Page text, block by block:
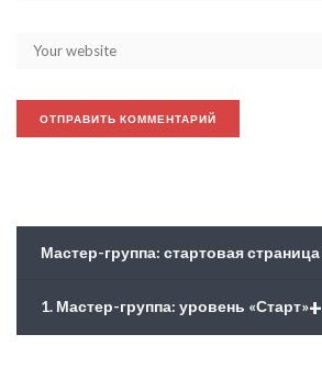
Мастер-группа: стартовая страница
+
1. Мастер-группа: уровень «Старт»